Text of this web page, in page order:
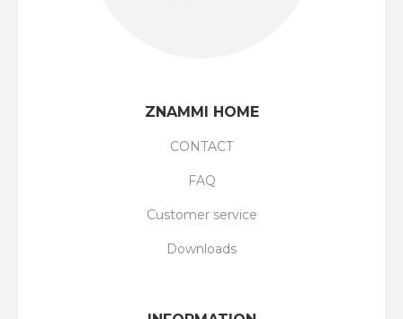
ZNAMMI HOME
CONTACT
FAQ
Customer service
Downloads